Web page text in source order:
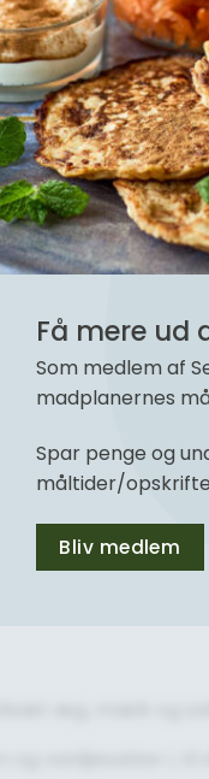
Få mere ud
Som medlem af
madplanernes
Spar penge og
måltider/
Bliv medlem